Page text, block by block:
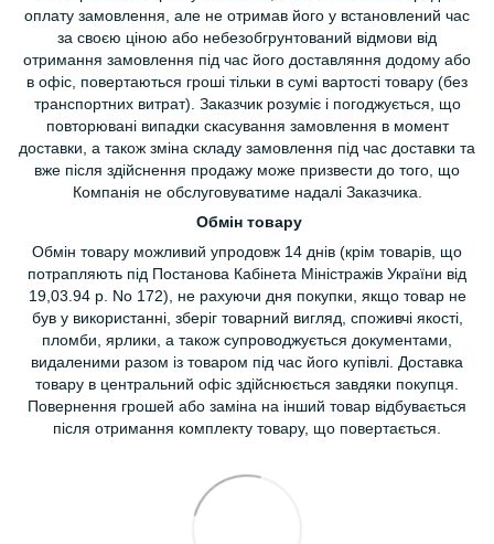
оплату замовлення, але не отримав його у встановлений час
за своєю ціною або небезобгрунтований відмови від
отримання замовлення під час його доставляння додому або
в офіс, повертаються гроші тільки в сумі вартості товару (без
транспортних витрат). Заказчик розуміє і погоджується, що
повторювані випадки скасування замовлення в момент
доставки, а також зміна складу замовлення під час доставки та
вже після здійснення продажу може призвести до того, що
Компанія не обслуговуватиме надалі Заказчика.
Обмін товару
Обмін товару можливий упродовж 14 днів (крім товарів, що
потрапляють під Постанова Кабінета Міністражів України від
19,03.94 р. No 172), не рахуючи дня покупки, якщо товар не
був у використанні, зберіг товарний вигляд, споживчі якості,
пломби, ярлики, а також супроводжується документами,
видаленими разом із товаром під час його купівлі. Доставка
товару в центральний офіс здійснюється завдяки покупця.
Повернення грошей або заміна на інший товар відбувається
після отримання комплекту товару, що повертається.